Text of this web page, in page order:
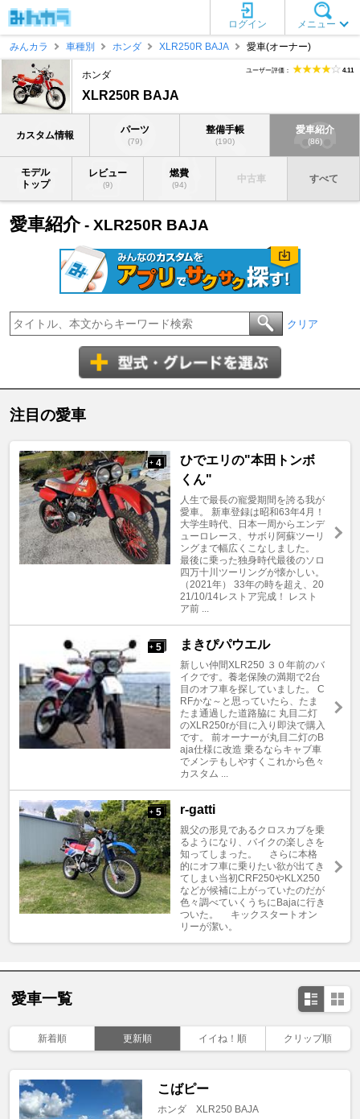
メニュー
ログイン
みんカラ
車種別 ホンダ XLR250R BAJA 愛車(オーナー)
ホンダ
XLR250R BAJA
ユーザー評価： 4.11
カスタム情報 パーツ
(79)
整備手帳
(190)
愛車紹介
(86)
モデル
トップ
レビュー
(9)
燃費
(94)
中古車 すべて
愛車紹介- XLR250R BAJA
クリア
注目の愛車
+ 4
ひでエリの"本田トンボ
くん"
人生で最長の寵愛期間を誇る我が
愛車。 新車登録は昭和63年4月！
大学生時代、日本一周からエンデ
ューロレース、サボり阿蘇ツーリ
ングまで幅広くこなしました。
最後に乗った独身時代最後のソロ
四万十川ツーリングが懐かしい。
（2021年） 33年の時を超え、20
21/10/14レストア完成！ レスト
ア前 ...
+ 5 まきぴパウエル
新しい仲間XLR250 ３０年前のバ
イクです。養老保険の満期で2台
目のオフ車を探していました。 C
RFかな～と思っていたら、たま
たま通過した道路脇に 丸目二灯
のXLR250rが目に入り即決で購入
です。 前オーナーが丸目二灯のB
aja仕様に改造 乗るならキャブ車
でメンテもしやすくこれから色々
カスタム ...
+ 5 r-gatti
親父の形見であるクロスカブを乗
るようになり、バイクの楽しさを
知ってしまった。 さらに本格
的にオフ車に乗りたい欲が出てき
てしまい当初CRF250やKLX250
などが候補に上がっていたのだが
色々調べていくうちにBajaに行き
ついた。 キックスタートオン
リーが潔い。
愛車一覧
新着順 更新順 イイね！順 クリップ順
こばピー
ホンダ XLR250 BAJA